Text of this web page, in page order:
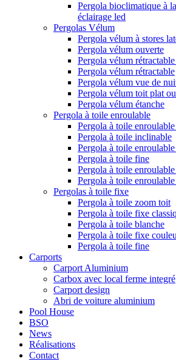
Pergola bioclimatique à
éclairage led
Pergolas Vélum
Pergola vélum à stores
Pergola vélum ouverte
Pergola vélum
Pergola vélum rétractable
Pergola vélum vue de
Pergola vélum toit plat
Pergola vélum étanche
Pergola à toile enroulable
Pergola à toile
Pergola à toile inclinable
Pergola à toile
Pergola à toile fine
Pergola à toile
Pergola à toile
Pergolas à toile fixe
Pergola à toile zoom toit
Pergola à toile fixe
Pergola à toile blanche
Pergola à toile fixe
Pergola à toile fine
Carports
Carport Aluminium
Carbox avec local ferme integré
Carport design
Abri de voiture aluminium
Pool House
BSO
News
Réalisations
Contact